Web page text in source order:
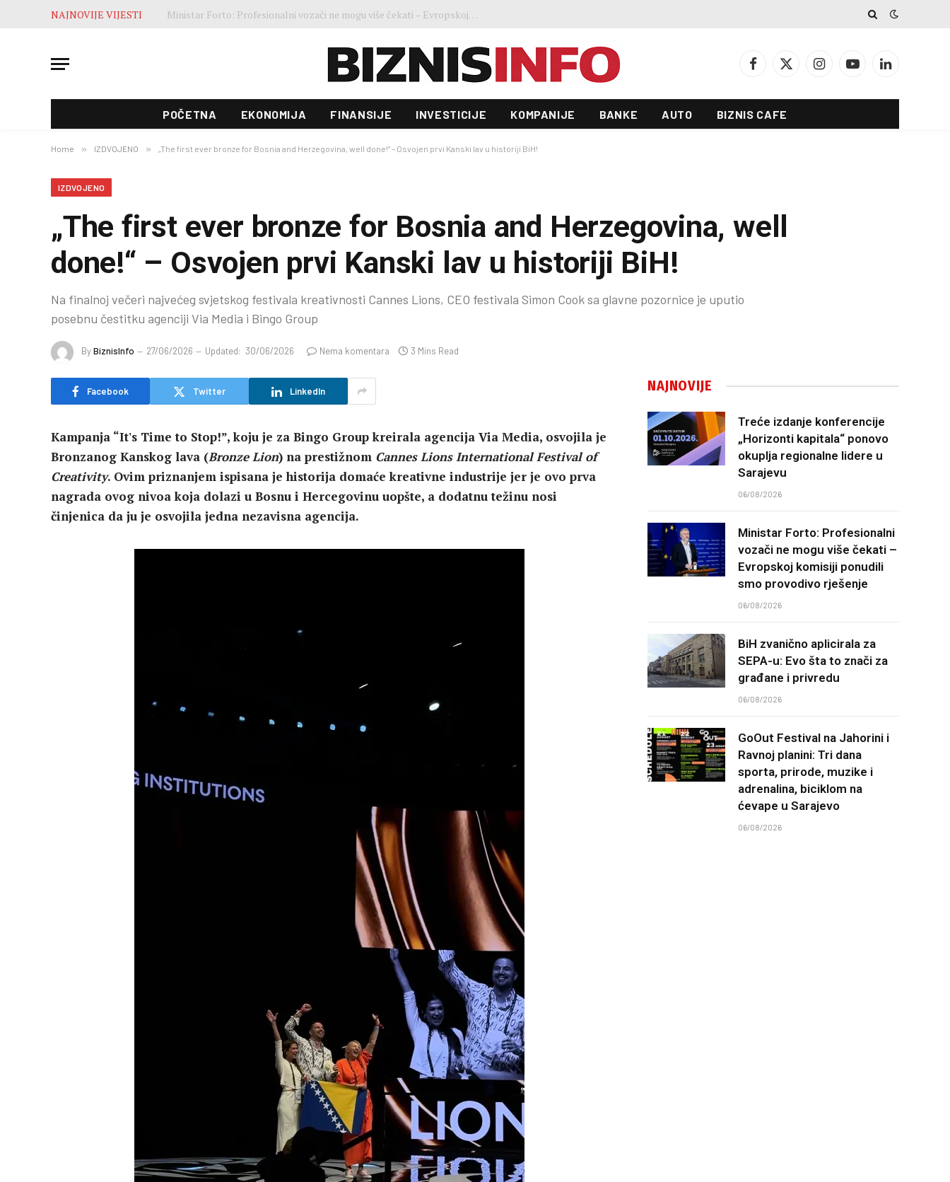
NAJNOVIJE VIJESTI Ministar Forto: Profesionalni vozači ne mogu više čekati – Evropskoj komisiji ponudili smo provodivo rješenje
Facebook
X
InstagramYouTubeLinkedIn
POČETNA EKONOMIJA FINANSIJE INVESTICIJE KOMPANIJE BANKE AUTO BIZNIS CAFE
Home » IZDVOJENO » „The first ever bronze for Bosnia and Herzegovina, well done!“ – Osvojen prvi Kanski lav u historiji BiH!
IZDVOJENO
„The first ever bronze for Bosnia and Herzegovina, well
done!“ – Osvojen prvi Kanski lav u historiji BiH!
Na finalnoj večeri najvećeg svjetskog festivala kreativnosti Cannes Lions, CEO festivala Simon Cook sa glavne pozornice je uputio
posebnu čestitku agenciji Via Media i Bingo Group
ByBiznisInfo 27/06/2026 Updated: 30/06/2026 Nema komentara 3 Mins Read
Facebook Twitter LinkedIn
Kampanja “It's Time to Stop!”, koju je za Bingo Group kreirala agencija Via Media, osvojila je
Bronzanog Kanskog lava (Bronze Lion) na prestižnom Cannes Lions International Festival of
Creativity. Ovim priznanjem ispisana je historija domaće kreativne industrije jer je ovo prva
nagrada ovog nivoa koja dolazi u Bosnu i Hercegovinu uopšte, a dodatnu težinu nosi
činjenica da ju je osvojila jedna nezavisna agencija.
NAJNOVIJE
Treće izdanje konferencije
„Horizonti kapitala“ ponovo
okuplja regionalne lidere u
Sarajevu
06/08/2026
Ministar Forto: Profesionalni
vozači ne mogu više čekati –
Evropskoj komisiji ponudili
smo provodivo rješenje
06/08/2026
BiH zvanično aplicirala za
SEPA-u: Evo šta to znači za
građane i privredu
06/08/2026
GoOut Festival na Jahorini i
Ravnoj planini: Tri dana
sporta, prirode, muzike i
adrenalina, biciklom na
ćevape u Sarajevo
06/08/2026